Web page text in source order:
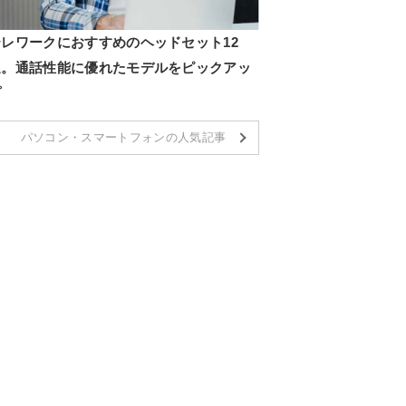
ワークにおすすめのヘッドセット12
通話性能に優れたモデルをピックアッ
パソコン・スマートフォンの人気記事